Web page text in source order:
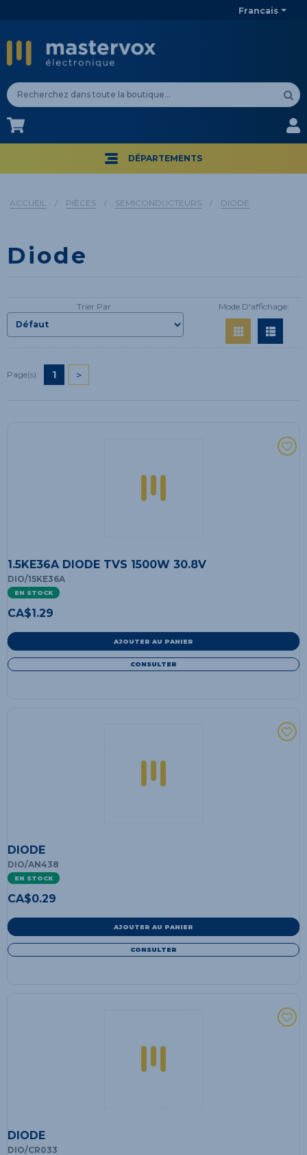
Francais
CA$
DÉPARTEMENTS
ACCUEIL / PIÈCES / SEMICONDUCTEURS / DIODE
Diode
Trier Par Mode D'affichage:
Page(s): 1 >
1.5KE36A DIODE TVS 1500W 30.8V
DIO/15KE36A
EN STOCK
CA$1.29
AJOUTER AU PANIER
CONSULTER
DIODE
DIO/AN438
EN STOCK
CA$0.29
AJOUTER AU PANIER
CONSULTER
DIODE
DIO/CR033